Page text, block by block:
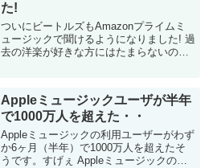
た!
ついにビートルズもAmazonプライムミ
ュージックで聞けるようになりました! 過
去の洋楽が好きな方にはたまらないので
Appleミュージックユーザが半年
で1000万人を超えた・・
Appleミュージックの利用ユーザーがわず
か6ヶ月（半年）で1000万人を超えたそ
うです。すげぇ Appleミュージックの利